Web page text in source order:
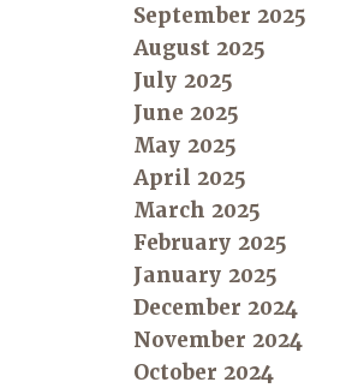
September 2025
August 2025
July 2025
June 2025
May 2025
April 2025
March 2025
February 2025
January 2025
December 2024
November 2024
October 2024